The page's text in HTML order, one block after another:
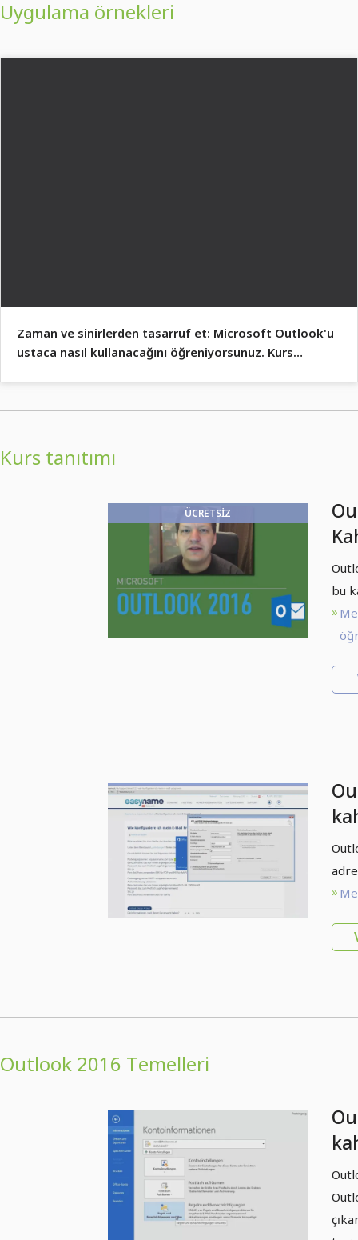
Uygulama örnekleri
Zaman ve sinirlerden tasarruf et: Microsoft Outlook'u
ustaca nasıl kullanacağını öğreniyorsunuz. Kurs
Kurs tanıtımı
ÜCRETSIZ
bu
Outlook 2016 Temelleri